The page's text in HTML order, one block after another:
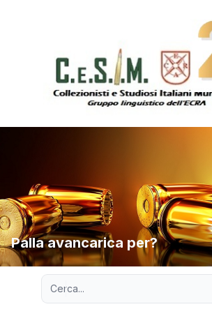
Palla avancarica per?